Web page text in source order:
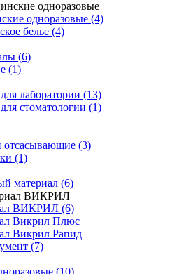
одноразовые (4)
белье (4)
(6)
(1)
лаборатории (13)
стоматологии (1)
(3)
(1)
материал (6)
ВИКРИЛ (6)
Викрил Плюс
Викрил Рапид
(7)
(10)